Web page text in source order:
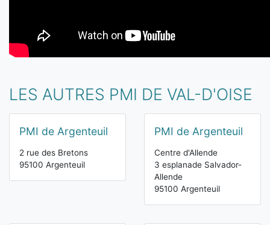
LES AUTRES PMI DE VAL-D'OISE
PMI de Argenteuil
2 rue des Bretons
95100 Argenteuil
PMI de Argenteuil
Centre d'Allende
3 esplanade Salvador-
Allende
95100 Argenteuil